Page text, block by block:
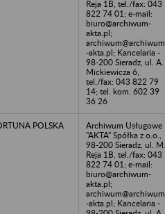
Reja 1B, tel./fax: 043
822 74 01; e-mail:
biuro@archiwum-
akta.pl;
archiwum@archiwum
-akta.pl; Kancelaria -
98-200 Sieradz, ul. A.
Mickiewicza 6,
tel./fax: 043 822 79
14; tel. kom. 602 39
36 26
POLSKA
Archiwum Usługowe
"AKTA" Spółka z o.o.,
98-200 Sieradz, ul. M.
Reja 1B, tel./fax: 043
822 74 01; e-mail:
biuro@archiwum-
akta.pl;
archiwum@archiwum
-akta.pl; Kancelaria -